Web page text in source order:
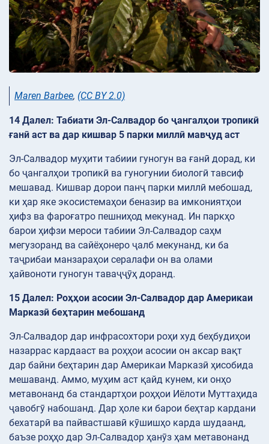
Maren Barbee, (CC BY 2.0)
14 Далел: Табиати Эл-Салвадор бо ҷангалҳои тропикӣ
ғанӣ аст ва дар кишвар 5 парки миллӣ мавҷуд аст
Эл-Салвадор муҳити табиии гуногун ва ғанӣ дорад, ки
бо ҷангалҳои тропикӣ ва гуногунии биологӣ тавсиф
мешавад. Кишвар дорои панҷ парки миллӣ мебошад,
ки ҳар яке экосистемаҳои беназир ва имкониятҳои
ҳифз ва фароғатро пешниҳод мекунад. Ин паркҳо
барои ҳифзи мероси табиии Эл-Салвадор саҳм
мегузоранд ва сайёҳонеро ҷалб мекунанд, ки ба
таҷрибаи манзараҳои сералафи он ва олами
ҳайвоноти гуногун таваҷҷӯҳ доранд.
15 Далел: Роҳҳои асосии Эл-Салвадор дар Америкаи
Марказӣ беҳтарин мебошанд
Эл-Салвадор дар инфрасохтори роҳи худ беҳбудиҳои
назаррас кардааст ва роҳҳои асосии он аксар вақт
дар байни беҳтарин дар Америкаи Марказӣ ҳисобида
мешаванд. Аммо, муҳим аст қайд кунем, ки онҳо
метавонанд ба стандартҳои роҳҳои Иёлоти Муттаҳида
ҷавобгӯ набошанд. Дар ҳоле ки барои беҳтар кардани
бехатарӣ ва пайвастшавӣ кӯшишҳо карда шудаанд,
баъзе роҳҳо дар Эл-Салвадор ҳанӯз ҳам метавонанд